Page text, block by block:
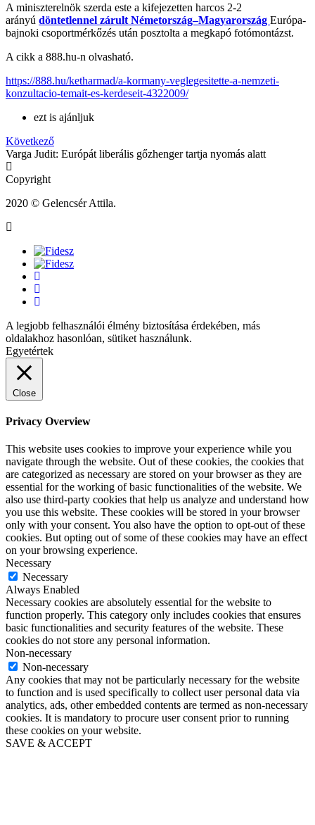
A miniszterelnök szerda este a kifejezetten harcos 2-2
arányú döntetlennel zárult Németország–Magyarország Európa-
bajnoki csoportmérkőzés után posztolta a megkapó fotómontázst.
A cikk a 888.hu-n olvasható.
https://888.hu/ketharmad/a-kormany-veglegesitette-a-nemzeti-
konzultacio-temait-es-kerdeseit-4322009/
ezt is ajánljuk
Következő
Varga Judit: Európát liberális gőzhenger tartja nyomás alatt
Copyright
2020 © Gelencsér Attila.
A legjobb felhasználói élmény biztosítása érdekében, más
oldalakhoz hasonlóan, sütiket használunk.
Egyetértek
Close
Privacy Overview
This website uses cookies to improve your experience while you
navigate through the website. Out of these cookies, the cookies that
are categorized as necessary are stored on your browser as they are
essential for the working of basic functionalities of the website. We
also use third-party cookies that help us analyze and understand how
you use this website. These cookies will be stored in your browser
only with your consent. You also have the option to opt-out of these
cookies. But opting out of some of these cookies may have an effect
on your browsing experience.
Necessary
Necessary
Always Enabled
Necessary cookies are absolutely essential for the website to
function properly. This category only includes cookies that ensures
basic functionalities and security features of the website. These
cookies do not store any personal information.
Non-necessary
Non-necessary
Any cookies that may not be particularly necessary for the website
to function and is used specifically to collect user personal data via
analytics, ads, other embedded contents are termed as non-necessary
cookies. It is mandatory to procure user consent prior to running
these cookies on your website.
SAVE & ACCEPT